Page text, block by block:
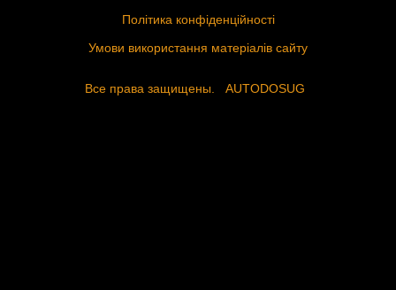
Політика конфіденційності
Умови використання матеріалів сайту
Все права защищены. AUTODOSUG